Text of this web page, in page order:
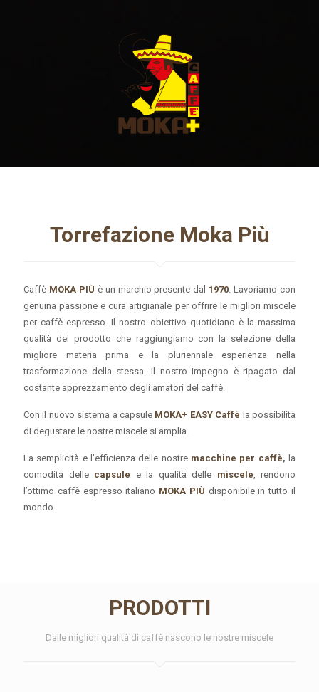
Torrefazione Moka Più
Caffè MOKA PIÙ è un marchio presente dal 1970. Lavoriamo con
genuina passione e cura artigianale per offrire le migliori miscele
per caffè espresso. Il nostro obiettivo quotidiano è la massima
qualità del prodotto che raggiungiamo con la selezione della
migliore materia prima e la pluriennale esperienza nella
trasformazione della stessa. Il nostro impegno è ripagato dal
costante apprezzamento degli amatori del caffè.
Con il nuovo sistema a capsule MOKA+ EASY Caffè la possibilità
di degustare le nostre miscele si amplia.
La semplicità e l’efficienza delle nostre macchine per caffè, la
comodità delle capsule e la qualità delle miscele, rendono
l’ottimo caffè espresso italiano MOKA PIÙ disponibile in tutto il
mondo.
PRODOTTI
Dalle migliori qualità di caffè nascono le nostre miscele